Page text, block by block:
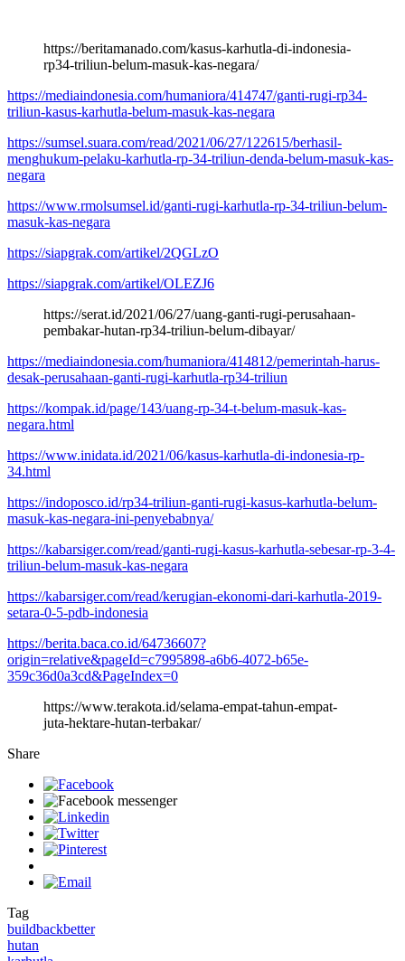
https://beritamanado.com/kasus-karhutla-di-indonesia-
rp34-triliun-belum-masuk-kas-negara/
https://mediaindonesia.com/humaniora/414747/ganti-rugi-rp34-
triliun-kasus-karhutla-belum-masuk-kas-negara
https://sumsel.suara.com/read/2021/06/27/122615/berhasil-
menghukum-pelaku-karhutla-rp-34-triliun-denda-belum-masuk-kas-
negara
https://www.rmolsumsel.id/ganti-rugi-karhutla-rp-34-triliun-belum-
masuk-kas-negara
https://siapgrak.com/artikel/2QGLzO
https://siapgrak.com/artikel/OLEZJ6
https://serat.id/2021/06/27/uang-ganti-rugi-perusahaan-
pembakar-hutan-rp34-triliun-belum-dibayar/
https://mediaindonesia.com/humaniora/414812/pemerintah-harus-
desak-perusahaan-ganti-rugi-karhutla-rp34-triliun
https://kompak.id/page/143/uang-rp-34-t-belum-masuk-kas-
negara.html
https://www.inidata.id/2021/06/kasus-karhutla-di-indonesia-rp-
34.html
https://indoposco.id/rp34-triliun-ganti-rugi-kasus-karhutla-belum-
masuk-kas-negara-ini-penyebabnya/
https://kabarsiger.com/read/ganti-rugi-kasus-karhutla-sebesar-rp-3-4-
triliun-belum-masuk-kas-negara
https://kabarsiger.com/read/kerugian-ekonomi-dari-karhutla-2019-
setara-0-5-pdb-indonesia
https://berita.baca.co.id/64736607?
origin=relative&pageId=c7995898-a6b6-4072-b65e-
359c36d0a3cd&PageIndex=0
https://www.terakota.id/selama-empat-tahun-empat-
juta-hektare-hutan-terbakar/
Share
Tag
buildbackbetter
hutan